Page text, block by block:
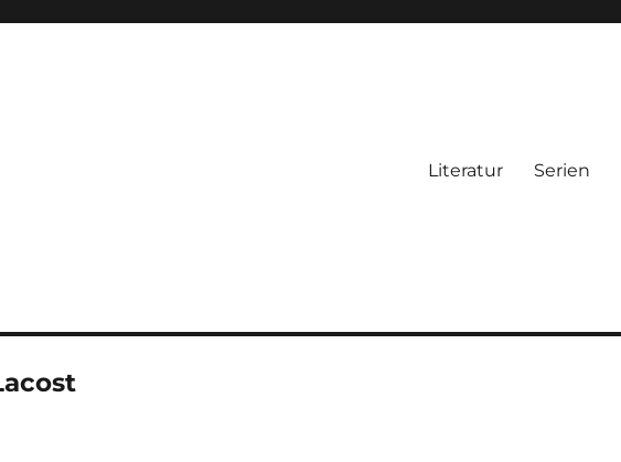
Literatur Serien